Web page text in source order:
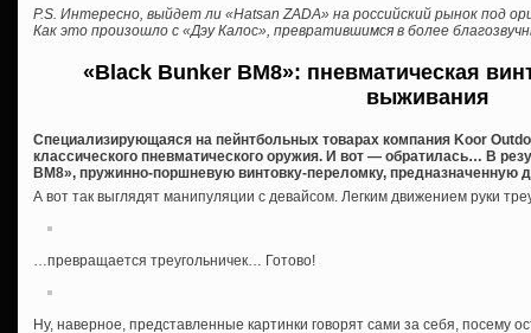
P.S. Интересно, выйдет ли «Hatsan ZADA» на российский рынок под
Как это произошло с «Дэу Калос», превратившимся в более
«Black Bunker BM8»: пневматическая
выживания
Специализирующаяся на пейнтбольных товарах компания Koor
классического пневматического оружия. И вот — обратилась… В
BM8», пружинно-поршневую винтовку-переломку, предназначенную
А вот так выглядят манипуляции с девайсом. Легким движением руки
…превращается треугольничек… Готово!
Ну, наверное, представленные картинки говорят сами за себя, посему